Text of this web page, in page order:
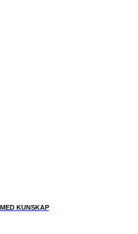
KUNSKAP